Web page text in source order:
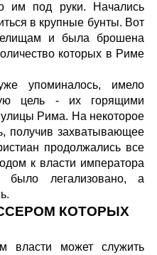
им под руки. Начались
в крупные бунты. Вот
и была брошена
которых в Риме
упоминалось, имело
цель - их горящими
Рима. На некоторое
получив захватывающее
продолжались все
к власти императора
было легализовано, а
КОТОРЫХ
власти может служить